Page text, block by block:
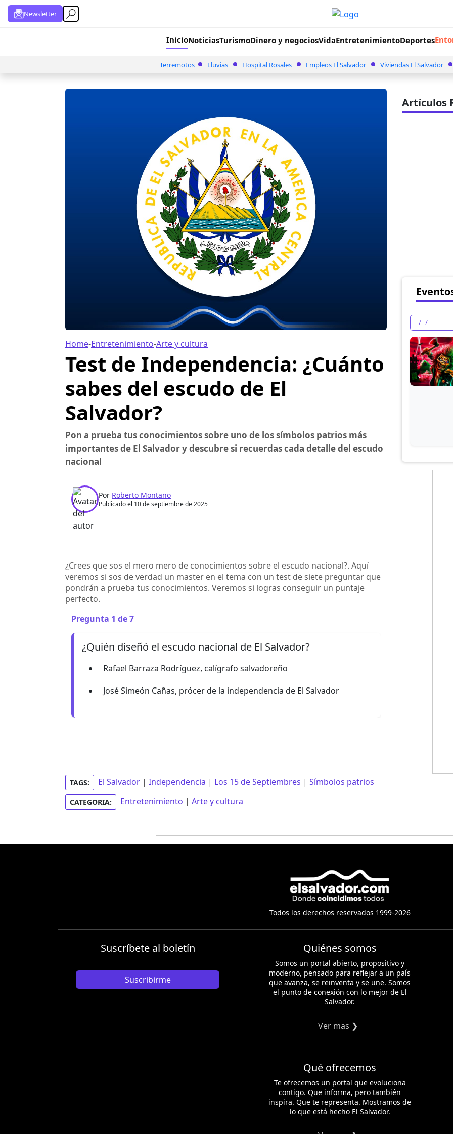
Newsletter
InicioNoticiasTurismoDinero y negociosVidaEntretenimientoDeportes
Terremotos Lluvias Hospital Rosales Empleos El Salvador Viviendas El Salvador
Home-Entretenimiento-Arte y cultura
Test de Independencia: ¿Cuánto
sabes del escudo de El
Salvador?
Pon a prueba tus conocimientos sobre uno de los símbolos patrios más
importantes de El Salvador y descubre si recuerdas cada detalle del escudo
nacional
Por Roberto Montano
Publicado el 10 de septiembre de 2025
Escuchar artículo
¿Crees que sos el mero mero de conocimientos sobre el escudo nacional?. Aquí
veremos si sos de verdad un master en el tema con un test de siete preguntar que
pondrán a prueba tus conocimientos. Veremos si logras conseguir un puntaje
perfecto.
Pregunta 1 de 7
¿Quién diseñó el escudo nacional de El Salvador?
Rafael Barraza Rodríguez, calígrafo salvadoreño
José Simeón Cañas, prócer de la independencia de El Salvador
TAGS: El Salvador | Independencia | Los 15 de Septiembres | Símbolos patrios
CATEGORIA: Entretenimiento | Arte y cultura
Artículos
Todos los derechos reservados 1999-2026
Suscríbete al boletín
Suscribirme
Quiénes somos
Somos un portal abierto, propositivo y
moderno, pensado para reflejar a un país
que avanza, se reinventa y se une. Somos
el punto de conexión con lo mejor de El
Salvador.
Ver mas ❯
Qué ofrecemos
Te ofrecemos un portal que evoluciona
contigo. Que informa, pero también
inspira. Que te representa. Mostramos de
lo que está hecho El Salvador.